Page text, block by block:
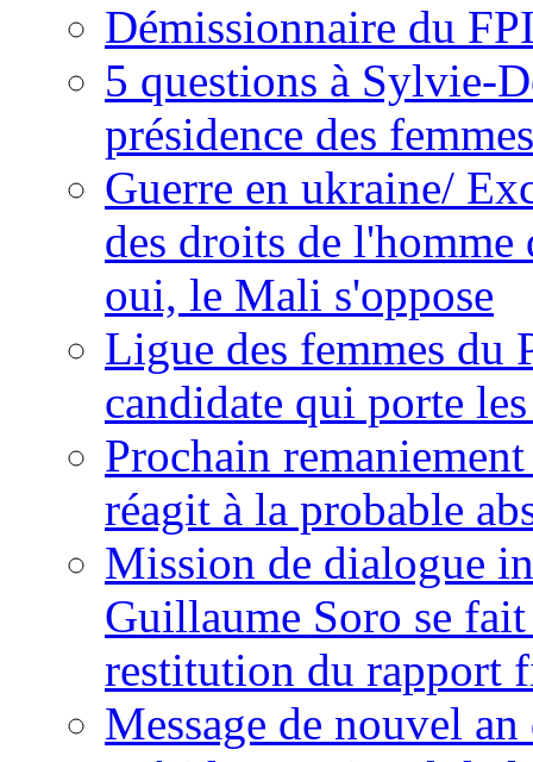
Démissionnaire du
5 questions à Sylvie-
présidence des
Guerre en ukraine/
des droits de
oui, le Mali s'oppose
Ligue des femmes du
candidate qui porte
Prochain
réagit à la probable
Mission de dialogue
Guillaume Soro se
restitution du rapport
Message de nouvel